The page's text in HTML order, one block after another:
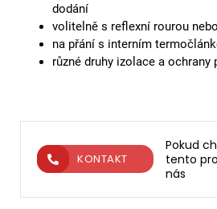
dodání
volitelně s reflexní rourou
na přání s interním
různé druhy izolace a ochrany
Pokud
tento
nás
KONTAKT